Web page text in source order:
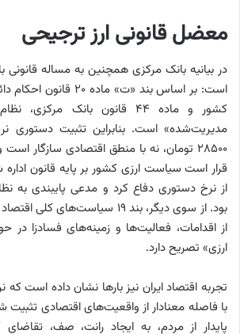
معضل قانونی ارز ترجیحی
در بیانیه بانک مرکزی همچنین به مساله
است: بر اساس بند «ت»
کشور و ماده ۴۴ قانون بانک
مدیریت‌شده» است. بنابراین تثبیت دستوری
۲۸۵۰۰ تومان، نه با منطق اقتصادی سازگار
قرار است سیاست ارزی کشور بر پایه قانون
از نرخ دستوری دفاع کرد و مدعی پایبندی به
بود. از سوی دیگر، بند ۱۹
از اقدامات، فعالیت‌ها و زمینه‌های فسادزا در
ارزی» تصریح دارد.
تجربه اقتصاد ایران نیز بارها نشان داده است
با فاصله معنادار از واقعیت‌های اقتصادی
پایدار از مردم، به ایجاد رانت، صف، تقاضای